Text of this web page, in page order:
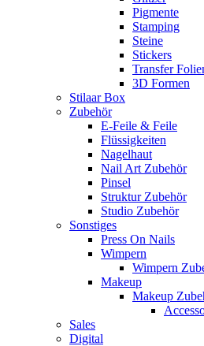
Pigmente
Stamping
Steine
Stickers
Transfer
3D Formen
Stilaar Box
Zubehör
E-Feile & Feile
Flüssigkeiten
Nagelhaut
Nail Art Zubehör
Pinsel
Struktur Zubehör
Studio Zubehör
Sonstiges
Press On Nails
Wimpern
Wimpern
Makeup
Makeup
Sales
Digital